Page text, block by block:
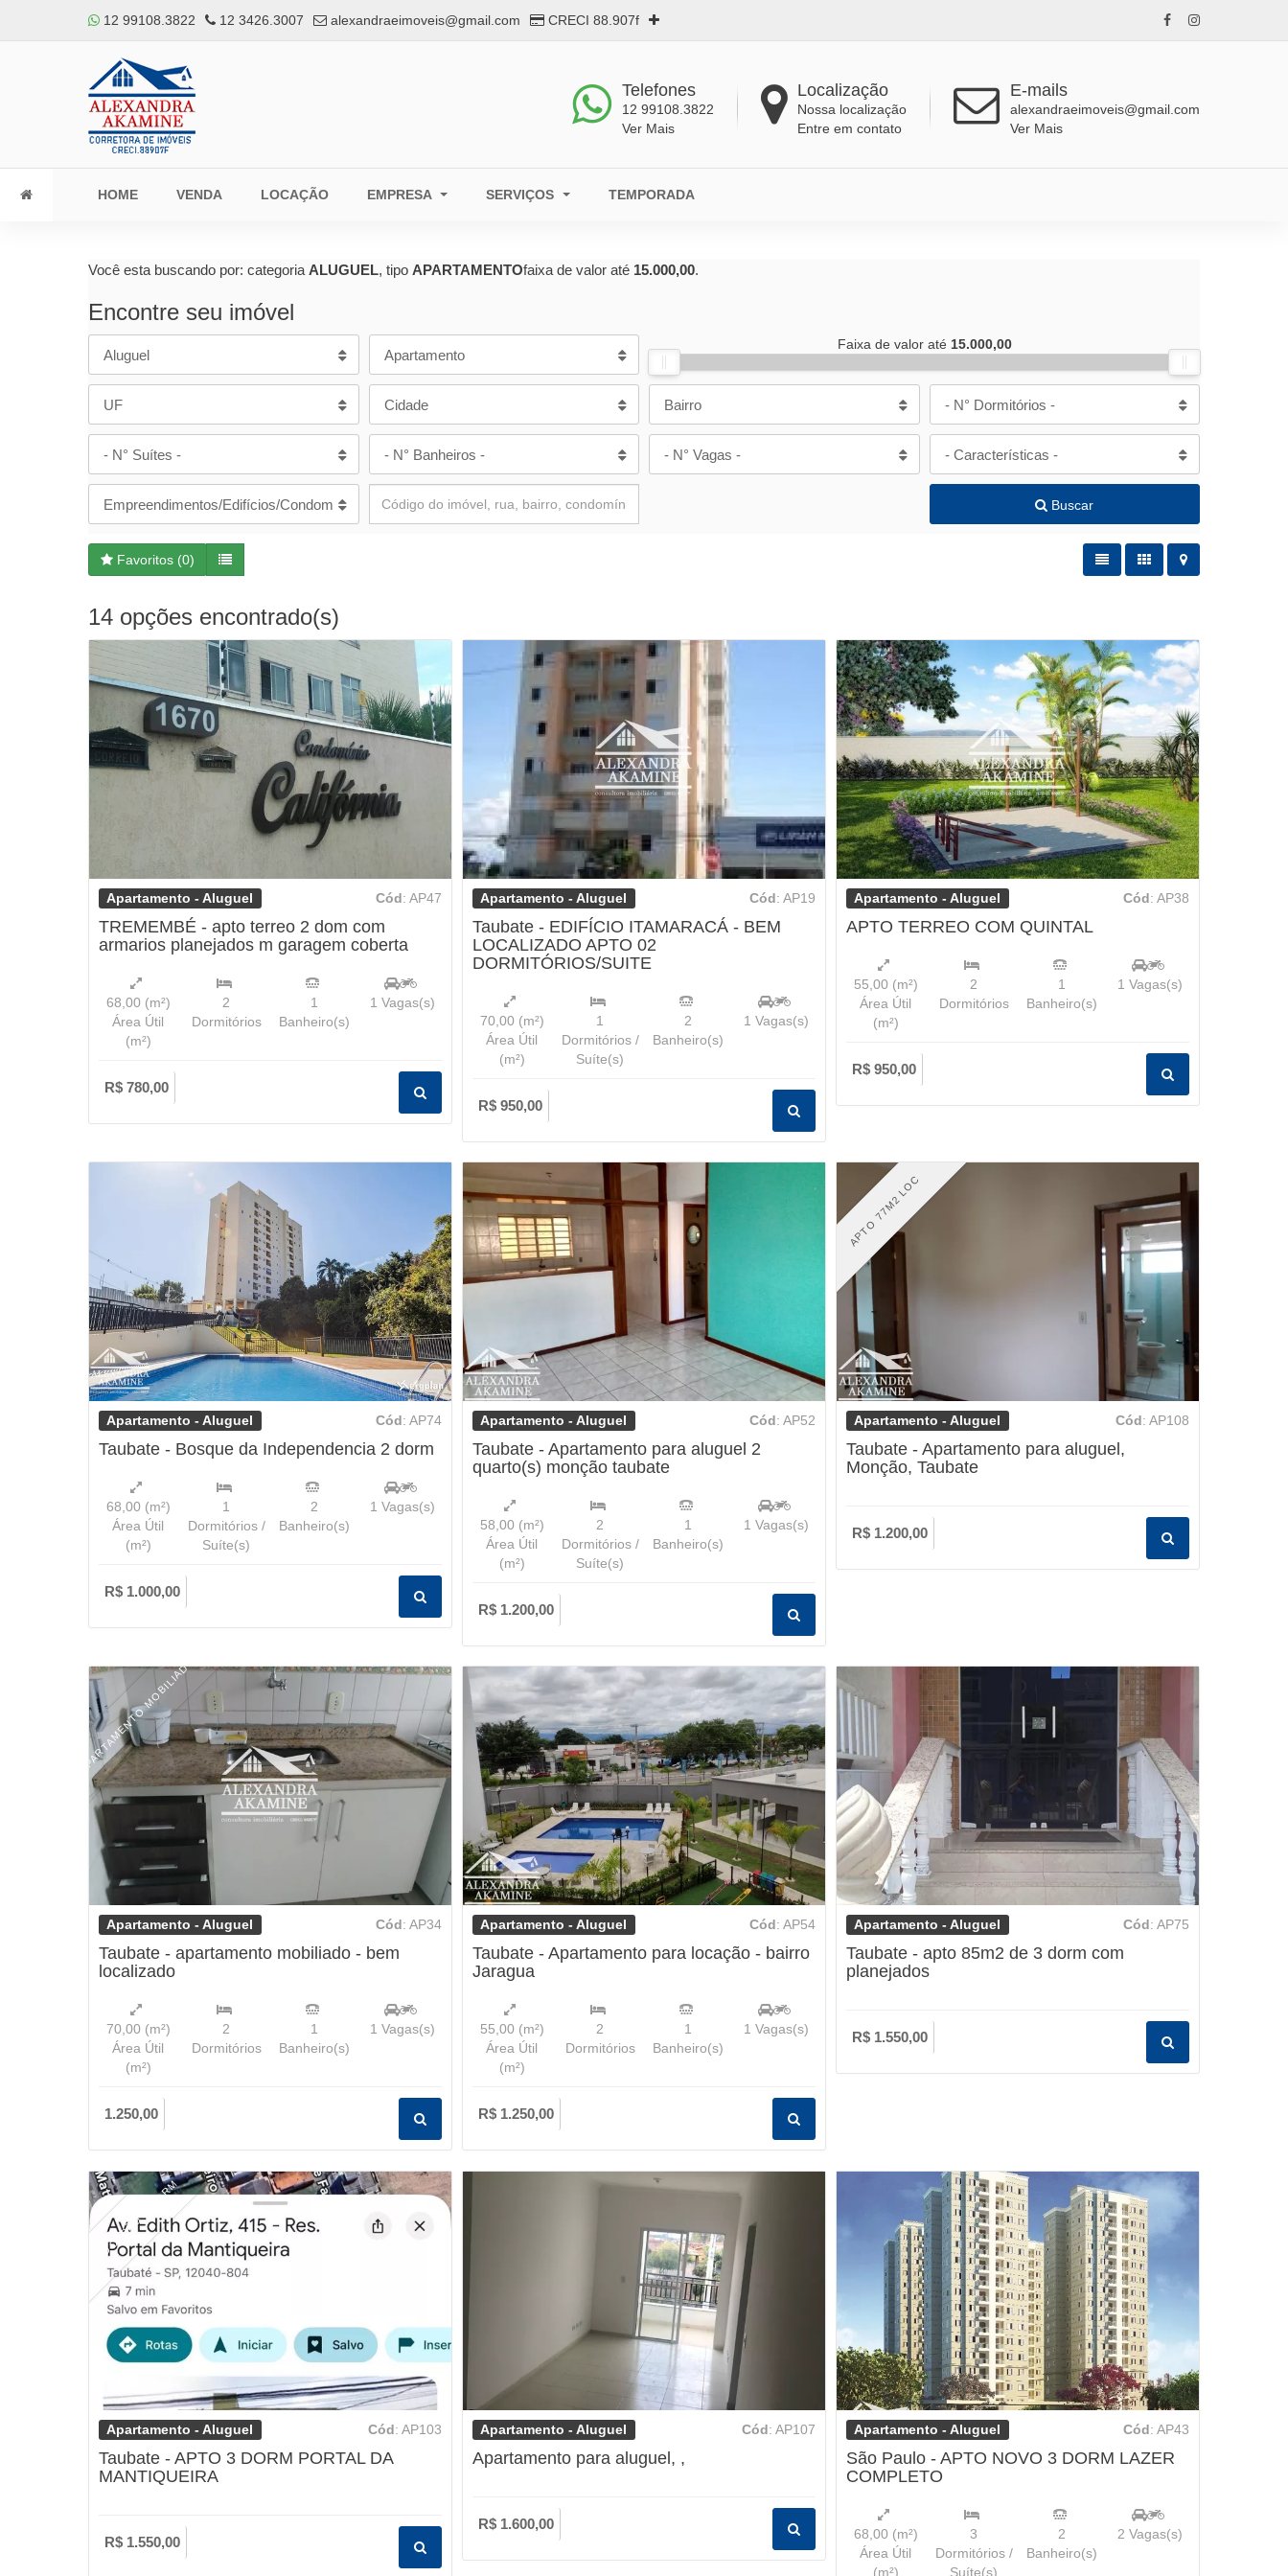
12 99108.3822 12 3426.3007 alexandraeimoveis@gmail.com CRECI 88.907f
Telefones
12 99108.3822
Ver Mais
Localização
Nossa localização
Entre em contato
E-mails
alexandraeimoveis@gmail.com
Ver Mais
HOME VENDA LOCAÇÃO EMPRESA SERVIÇOS TEMPORADA
Você esta buscando por: categoria ALUGUEL, tipo APARTAMENTOfaixa de valor até 15.000,00.
Encontre seu imóvel
Aluguel Apartamento
Faixa de valor até 15.000,00
UF Cidade Bairro - N° Dormitórios -
- N° Suítes - - N° Banheiros - - N° Vagas - - Características -
Empreendimentos/Edifícios/Condomínios Buscar
Favoritos (0)
14 opções encontrado(s)
Apartamento - Aluguel Cód: AP47
TREMEMBÉ - apto terreo 2 dom com
armarios planejados m garagem coberta
68,00 (m²)
Área Útil
(m²)
2
Dormitórios
1
Banheiro(s)
1 Vagas(s)
R$ 780,00
Apartamento - Aluguel Cód: AP19
Taubate - EDIFÍCIO ITAMARACÁ - BEM
LOCALIZADO APTO 02
DORMITÓRIOS/SUITE
70,00 (m²)
Área Útil
(m²)
1
Dormitórios /
Suíte(s)
2
Banheiro(s)
1 Vagas(s)
R$ 950,00
Apartamento - Aluguel Cód: AP38
APTO TERREO COM QUINTAL
55,00 (m²)
Área Útil
(m²)
2
Dormitórios
1
Banheiro(s)
1 Vagas(s)
R$ 950,00
Apartamento - Aluguel Cód: AP74
Taubate - Bosque da Independencia 2 dorm
68,00 (m²)
Área Útil
(m²)
1
Dormitórios /
Suíte(s)
2
Banheiro(s)
1 Vagas(s)
R$ 1.000,00
Apartamento - Aluguel Cód: AP52
Taubate - Apartamento para aluguel 2
quarto(s) monção taubate
58,00 (m²)
Área Útil
(m²)
2
Dormitórios /
Suíte(s)
1
Banheiro(s)
1 Vagas(s)
R$ 1.200,00
APTO 77M2 LOC
Apartamento - Aluguel Cód: AP108
Taubate - Apartamento para aluguel,
Monção, Taubate
R$ 1.200,00
APARTAMENTO MOBILIADO
Apartamento - Aluguel Cód: AP34
Taubate - apartamento mobiliado - bem
localizado
70,00 (m²)
Área Útil
(m²)
2
Dormitórios
1
Banheiro(s)
1 Vagas(s)
1.250,00
Apartamento - Aluguel Cód: AP54
Taubate - Apartamento para locação - bairro
Jaragua
55,00 (m²)
Área Útil
(m²)
2
Dormitórios
1
Banheiro(s)
1 Vagas(s)
R$ 1.250,00
Apartamento - Aluguel Cód: AP75
Taubate - apto 85m2 de 3 dorm com
planejados
R$ 1.550,00
LOCAÇÃO 3 DORM
Apartamento - Aluguel Cód: AP103
Taubate - APTO 3 DORM PORTAL DA
MANTIQUEIRA
R$ 1.550,00
Apartamento - Aluguel Cód: AP107
Apartamento para aluguel, ,
R$ 1.600,00
Apartamento - Aluguel Cód: AP43
São Paulo - APTO NOVO 3 DORM LAZER
COMPLETO
68,00 (m²)
Área Útil
(m²)
3
Dormitórios /
Suíte(s)
2
Banheiro(s)
2 Vagas(s)